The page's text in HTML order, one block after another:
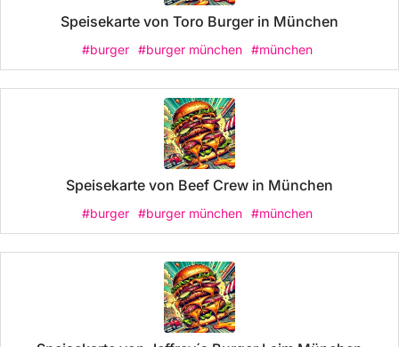
Speisekarte von Toro Burger in München
#burger #burger münchen #münchen
Speisekarte von Beef Crew in München
#burger #burger münchen #münchen